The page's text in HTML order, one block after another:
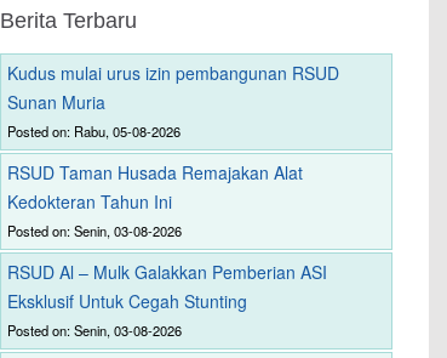
Berita Terbaru
Kudus mulai urus izin pembangunan RSUD
Sunan Muria
Posted on: Rabu, 05-08-2026
RSUD Taman Husada Remajakan Alat
Kedokteran Tahun Ini
Posted on: Senin, 03-08-2026
RSUD Al – Mulk Galakkan Pemberian ASI
Eksklusif Untuk Cegah Stunting
Posted on: Senin, 03-08-2026